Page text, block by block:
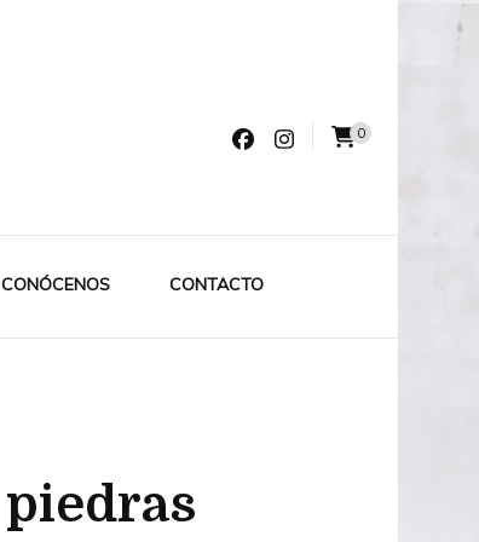
0
CONÓCENOS CONTACTO